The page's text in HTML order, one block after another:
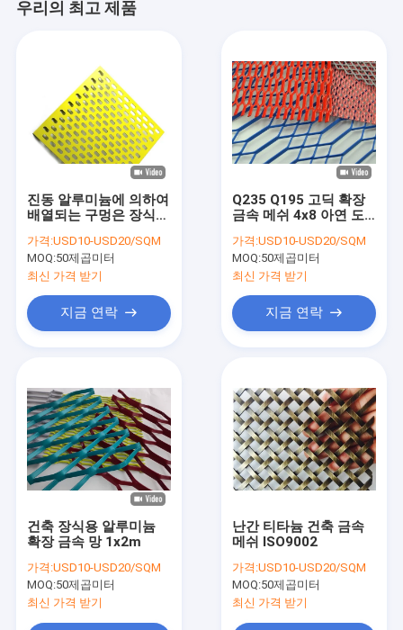
우리의 최고 제품
진동 알루미늄에 의하여
배열되는 구멍은 장식적
간격을 꿰뚫었습니다
가격:USD10-USD20/SQM
MOQ:50제곱미터
최신 가격 받기
지금 연락
Q235 Q195 고딕 확장
금속 메쉬 4x8 아연 도
가격:USD10-USD20/SQM
MOQ:50제곱미터
최신 가격 받기
지금 연락
건축 장식용 알루미늄
확장 금속 망 1x2m
가격:USD10-USD20/SQM
MOQ:50제곱미터
최신 가격 받기
난간 티타늄 건축 금속
메쉬 ISO9002
가격:USD10-USD20/SQM
MOQ:50제곱미터
최신 가격 받기